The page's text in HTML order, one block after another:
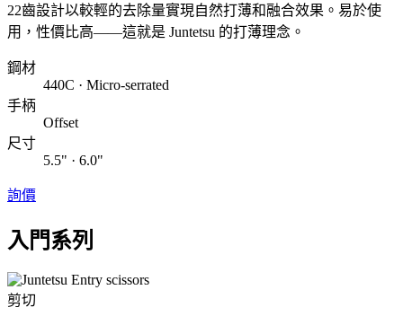
22齒設計以較輕的去除量實現自然打薄和融合效果。易於使
用，性價比高——這就是 Juntetsu 的打薄理念。
鋼材
440C · Micro-serrated
手柄
Offset
尺寸
5.5" · 6.0"
詢價
入門系列
剪切